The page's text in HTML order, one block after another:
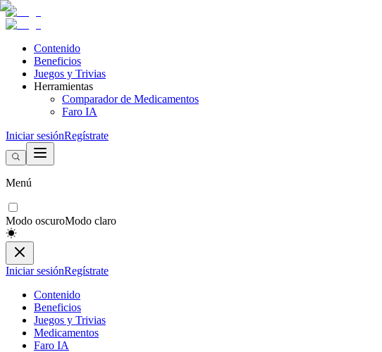
Contenido
Beneficios
Juegos y Trivias
Herramientas
Comparador de Medicamentos
Faro IA
Iniciar sesiónRegístrate
Menú
Modo oscuroModo claro
Iniciar sesiónRegístrate
Contenido
Beneficios
Juegos y Trivias
Medicamentos
Faro IA